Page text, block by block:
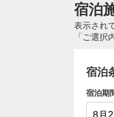
宿泊
表示され
「ご選択
宿泊
宿泊期